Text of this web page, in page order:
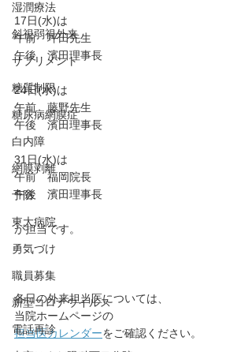
湿潤療法
斜視弱視外来
サプリメント
糖質制限
糖尿病網膜症
白内障
網膜剥離
予防
東大病院
勇気づけ
職員募集
新型コロナウイルス
電話再診
17日(水)は
午前　坪田先生
午後　濱田理事長
24日(水)は
午前　藤野先生
午後　濱田理事長
31日(水)は
午前　福岡院長
午後　濱田理事長
が担当です。
⁡各日の外来担当医については、
当院ホームページの
担当医カレンダーをご確認ください。